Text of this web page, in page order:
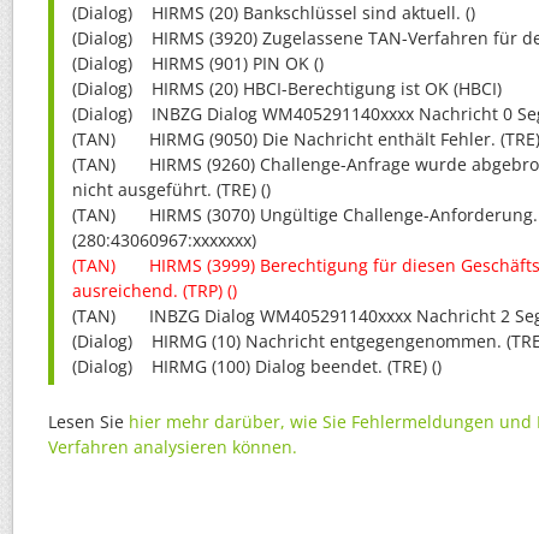
(Dialog) HIRMS (20) Bankschlüssel sind aktuell. ()
(Dialog) HIRMS (3920) Zugelassene TAN-Verfahren für
(Dialog) HIRMS (901) PIN OK ()
(Dialog) HIRMS (20) HBCI-Berechtigung ist OK (HBCI)
(Dialog) INBZG Dialog WM405291140xxxx Nachricht 0
(TAN) HIRMG (9050) Die Nachricht enthält Fehler.
(TAN) HIRMS (9260) Challenge-Anfrage wurde
nicht ausgeführt. (TRE) ()
(TAN) HIRMS (3070) Ungültige Challenge-Anforderung.
(280:43060967:xxxxxxx)
(TAN) HIRMS (3999) Berechtigung für diesen
ausreichend. (TRP) ()
(TAN) INBZG Dialog WM405291140xxxx Nachricht 2
(Dialog) HIRMG (10) Nachricht entgegengenommen.
(Dialog) HIRMG (100) Dialog beendet. (TRE) ()
Lesen Sie hier mehr darüber, wie Sie Fehlermeldungen und
Verfahren analysieren können.